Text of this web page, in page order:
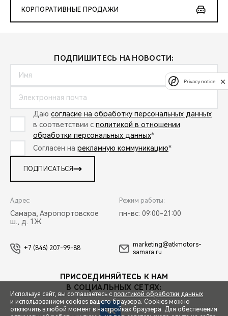
КОРПОРАТИВНЫЕ ПРОДАЖИ
ПОДПИШИТЕСЬ НА НОВОСТИ:
Даю согласие на обработку персональных данных
в соответствии с политикой в отношении
обработки персональных данных*
Согласен на рекламную коммуникацию*
ПОДПИСАТЬСЯ
Адрес:
Самара, Аэропортовское
ш., д. 1Ж
Режим работы:
пн-вс: 09:00-21:00
+7 (846) 207-99-88
marketing@atkmotors-
samara.ru
ПРИСОЕДИНЯЙТЕСЬ К НАМ
В СОЦИАЛЬНЫХ СЕТЯХ:
Используя сайт, вы соглашаетесь с политикой обработки данных
и использованием cookies вашего браузера. Cookies можно
отключить в любой момент в настройках браузера. Для обеспечения
Privacy notice